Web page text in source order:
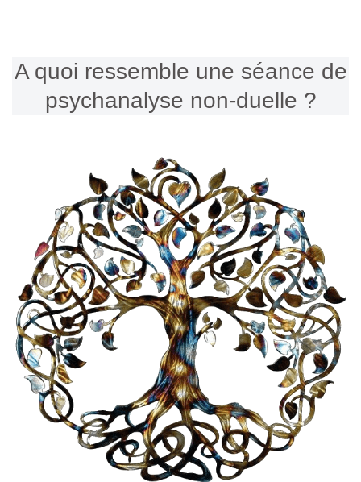
A quoi ressemble une séance de
psychanalyse non-duelle ?